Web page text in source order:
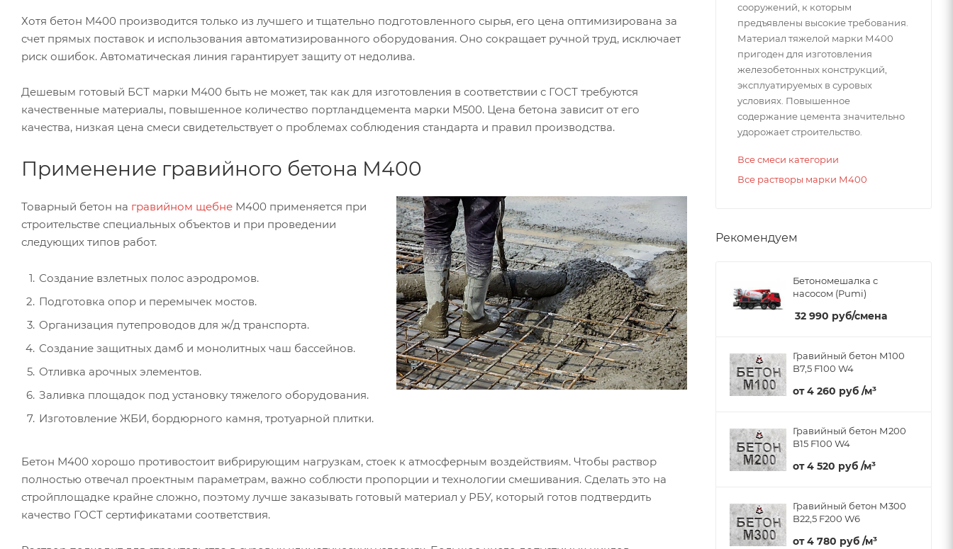
Хотя бетон М400 производится только из лучшего и тщательно подготовленного сырья, его цена оптимизирована за
счет прямых поставок и использования автоматизированного оборудования. Оно сокращает ручной труд, исключает
риск ошибок. Автоматическая линия гарантирует защиту от недолива.
Дешевым готовый БСТ марки М400 быть не может, так как для изготовления в соответствии с ГОСТ требуются
качественные материалы, повышенное количество портландцемента марки М500. Цена бетона зависит от его
качества, низкая цена смеси свидетельствует о проблемах соблюдения стандарта и правил производства.
Применение гравийного бетона М400
Товарный бетон на гравийном щебне М400 применяется при
строительстве специальных объектов и при проведении
следующих типов работ.
Создание взлетных полос аэродромов.
Подготовка опор и перемычек мостов.
Организация путепроводов для ж/д транспорта.
Создание защитных дамб и монолитных чаш бассейнов.
Отливка арочных элементов.
Заливка площадок под установку тяжелого оборудования.
Изготовление ЖБИ, бордюрного камня, тротуарной плитки.
Бетон М400 хорошо противостоит вибрирующим нагрузкам, стоек к атмосферным воздействиям. Чтобы раствор
полностью отвечал проектным параметрам, важно соблюсти пропорции и технологии смешивания. Сделать это на
стройплощадке крайне сложно, поэтому лучше заказывать готовый материал у РБУ, который готов подтвердить
качество ГОСТ сертификатами соответствия.
сооружений, к которым
предъявлены высокие требования.
Материал тяжелой марки М400
пригоден для изготовления
железобетонных конструкций,
эксплуатируемых в суровых
условиях. Повышенное
содержание цемента значительно
удорожает строительство.
Все смеси категории
Все растворы марки М400
Рекомендуем
Бетономешалка с
насосом (Pumi)
32 990 руб/смена
Гравийный бетон М100
B7,5 F100 W4
от4 260 руб /м³
Гравийный бетон М200
B15 F100 W4
от4 520 руб /м³
Гравийный бетон М300
B22,5 F200 W6
от4 780 руб /м³